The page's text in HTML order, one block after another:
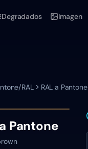
Degradados Imagen
RAL RAL a Pantone
a Pantone